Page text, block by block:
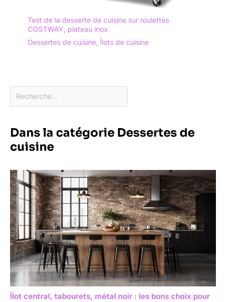
Test de la desserte de cuisine sur roulettes
COSTWAY, plateau inox
Dessertes de cuisine Îlots de cuisine
Dans la catégorie Dessertes de
cuisine
Îlot central, tabourets, métal noir : les bons choix pour